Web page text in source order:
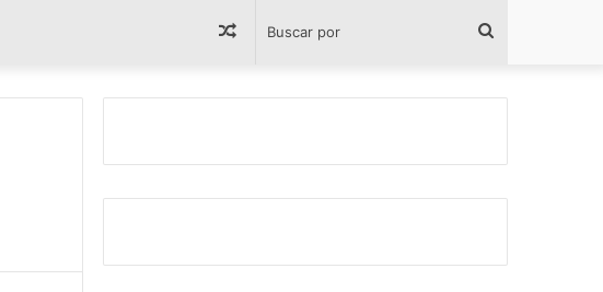
por
Publicación
al
azar